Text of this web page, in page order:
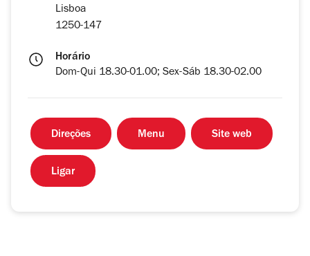
Lisboa
1250-147
Horário
Dom-Qui 18.30-01.00; Sex-Sáb 18.30-02.00
Direções Menu Site web
Ligar